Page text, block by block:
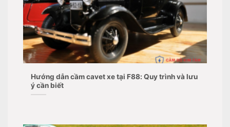
Hướng dẫn cầm cavet xe tại F88: Quy trình và lưu
ý cần biết